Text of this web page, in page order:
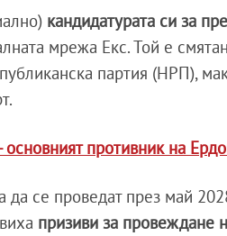
кандидатурата си за
мрежа Екс. Той е
партия (НРП),
противник на
да се проведат през май
призиви за провеждане